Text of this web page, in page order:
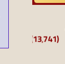
(13٬741)